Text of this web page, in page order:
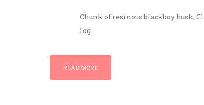
Chunk of resinous blackboy husk,
log.
READ MORE